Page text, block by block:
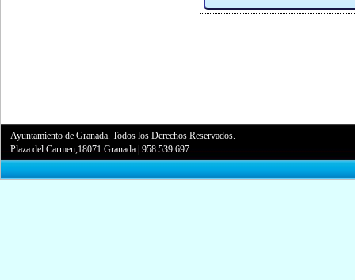
Ayuntamiento de Granada. Todos los Derechos Reservados.
Plaza del Carmen,18071 Granada |958 539 697